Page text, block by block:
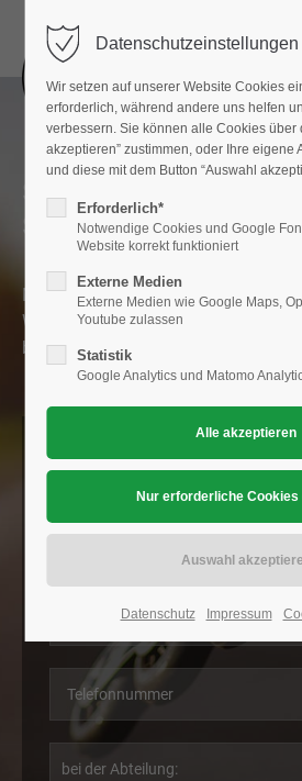
SKI & INLINE IM
SPASS & FÖRDERT DIE
Melde dich bei uns an oder nimm
Wir freuen uns dich als Mitglied in
begrüßen zu dürfen.
WERDE EIN TEIL VON
Datenschutzeinstellungen
Wir setzen auf unserer Website Cookies
erforderlich, während andere uns helfen
verbessern. Sie können alle Cookies über
akzeptieren” zustimmen, oder Ihre eigene
und diese mit dem Button “Auswahl
Erforderlich*
Notwendige Cookies und Google
Website korrekt funktioniert
Externe Medien
Externe Medien wie Google Maps,
Youtube zulassen
Statistik
Google Analytics und Matomo
Datenschutz Impressum